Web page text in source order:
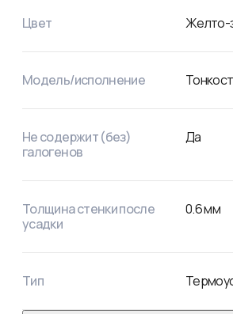
Цвет Желто-
Модель/исполнение
Не содержит (без)
галогенов
Да
Толщина стенки после
усадки
0.6мм
Тип